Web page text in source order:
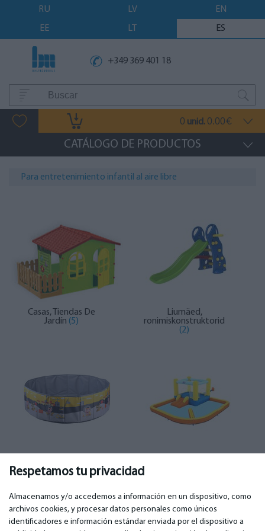
Respetamos tu privacidad
Almacenamos y/o accedemos a información en un dispositivo, como
archivos cookies, y procesar datos personales como únicos
identificadores e información estándar enviada por el dispositivo a
RU LV
EN
EE
LT ES
+349 369 401 18
0 unid. 0.00€
CATÁLOGO DE PRODUCTOS
Para entretenimiento infantil al aire libre
Casas, Tiendas De
Jardín (5)
Liumäed,
ronimiskonstruktorid
(2)